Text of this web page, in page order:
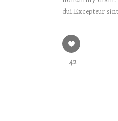
dui.Excepteur
42